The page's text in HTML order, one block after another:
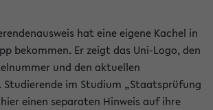
hat eine eigene Kachel in
bekommen. Er zeigt das Uni-Logo, den
und den aktuellen
Studierende im Studium „Staatsprüfung
einen separaten Hinweis auf ihre